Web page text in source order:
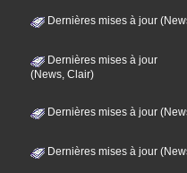
Dernières mises à jour
Dernières mises à jour
(News, Clair)
Dernières mises à jour
Dernières mises à jour